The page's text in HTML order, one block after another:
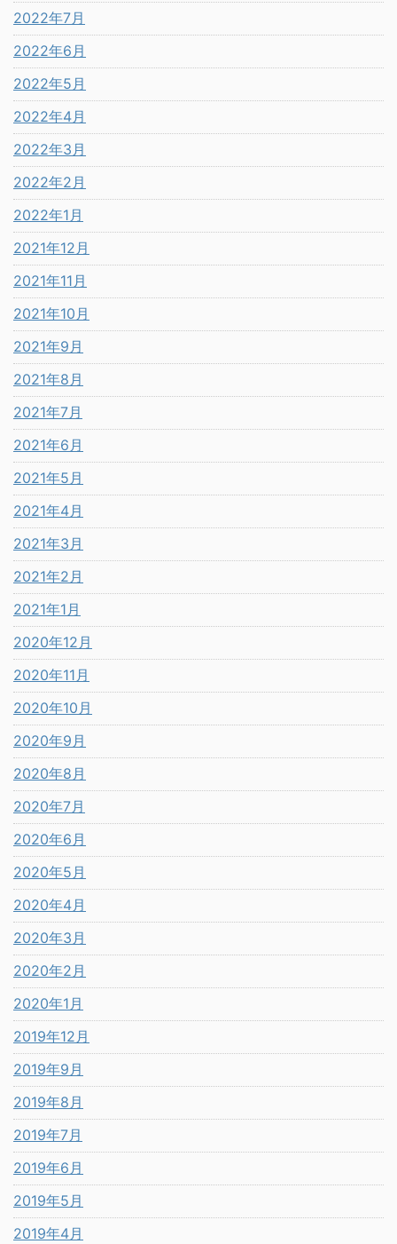
2022年7月
2022年6月
2022年5月
2022年4月
2022年3月
2022年2月
2022年1月
2021年12月
2021年11月
2021年10月
2021年9月
2021年8月
2021年7月
2021年6月
2021年5月
2021年4月
2021年3月
2021年2月
2021年1月
2020年12月
2020年11月
2020年10月
2020年9月
2020年8月
2020年7月
2020年6月
2020年5月
2020年4月
2020年3月
2020年2月
2020年1月
2019年12月
2019年9月
2019年8月
2019年7月
2019年6月
2019年5月
2019年4月